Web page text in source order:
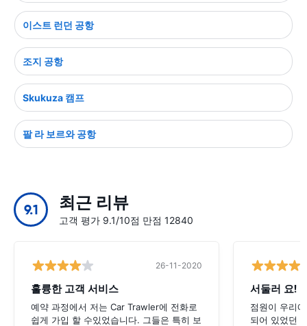
이스트 런던 공항
조지 공항
Skukuza 캠프
팔 라 보르와 공항
9.1 최근 리뷰
고객 평가 9.1/10점 만점 12840
26-11-2020
훌륭한 고객 서비스
예약 과정에서 저는 Car Trawler에 전화로
쉽게 가입 할 수있었습니다. 그들은 특히 보
서둘러 요!
점원이 우리
되어 있었던